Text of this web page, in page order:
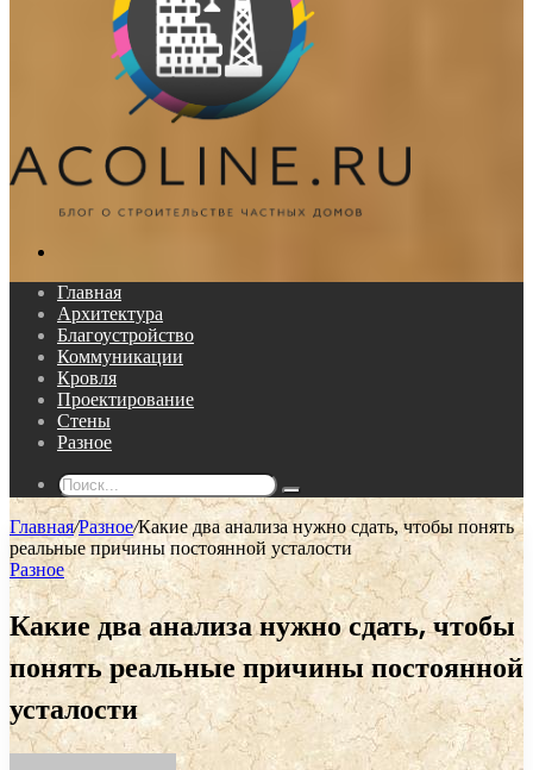
Главная
Архитектура
Благоустройство
Коммуникации
Кровля
Проектирование
Стены
Разное
Поиск...
Главная/Разное/Какие два анализа нужно сдать, чтобы понять
реальные причины постоянной усталости
Разное
Какие два анализа нужно сдать, чтобы
понять реальные причины постоянной
усталости